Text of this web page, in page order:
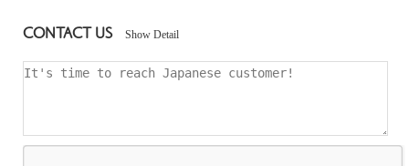
CONTACT US Show Detail